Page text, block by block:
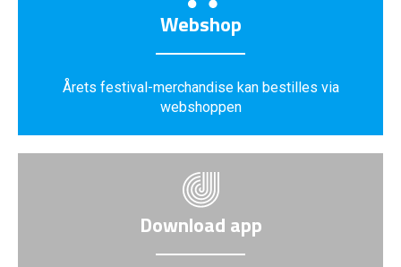
Webshop
Årets festival-merchandise kan bestilles via
webshoppen
Download app